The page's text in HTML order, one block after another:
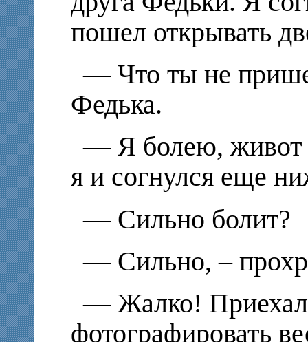
пошел открывать
— Что ты не
Федька.
— Я болею, живот
я и согнулся еще
— Сильно болит?
— Сильно, –
— Жалко! Приехал
фотографировать